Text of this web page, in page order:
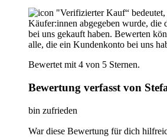
"Verifizierter Kauf“
Käufer:innen abgegeben wurde, die
bei uns gekauft haben. Bewerten
alle, die ein Kundenkonto bei uns
Bewertet mit 4 von 5 Sternen.
Bewertung verfasst von
bin zufrieden
War diese Bewertung für dich